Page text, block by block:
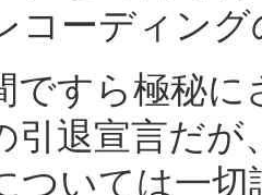
コーディン
すら極秘に
引退宣言だ
ついては一